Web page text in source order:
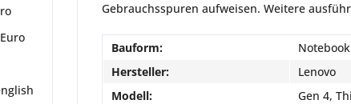
Gebrauchsspuren aufweisen. Weitere
Bauform:
Notebook
Hersteller:
Lenovo
Modell:
Gen 4,